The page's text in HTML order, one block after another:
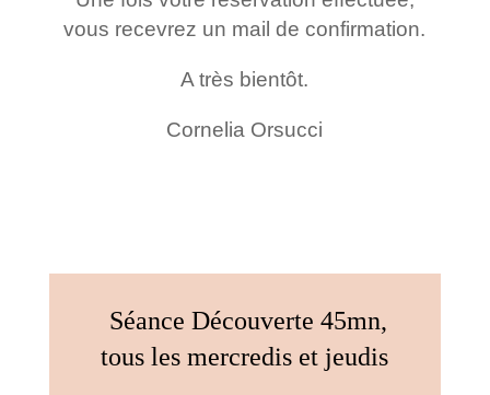
vous recevrez un mail de confirmation.
A très bientôt.
Cornelia Orsucci
Séance Découverte 45mn,
tous les mercredis et jeudis